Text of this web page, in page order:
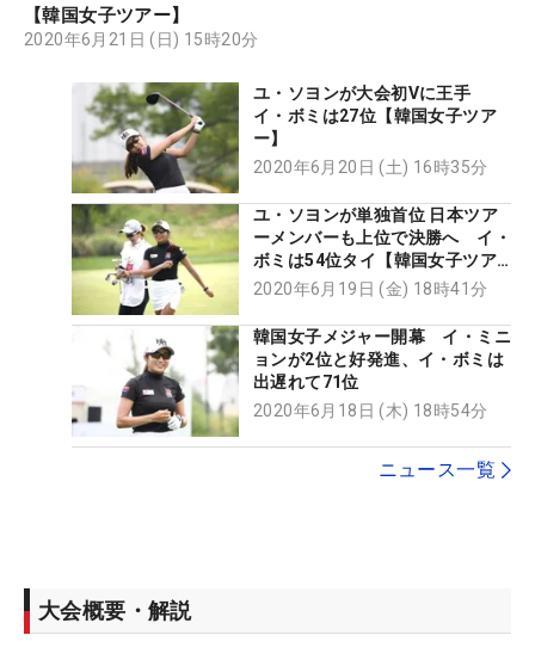
【韓国女子ツアー】
2020年6月21日 (日) 15時20分
ユ・ソヨンが大会初Vに王手
イ・ボミは27位【韓国女子ツア
ー】
2020年6月20日 (土) 16時35分
ユ・ソヨンが単独首位 日本ツア
ーメンバーも上位で決勝へ イ・
ボミは54位タイ【韓国女子ツア
ー】
2020年6月19日 (金) 18時41分
韓国女子メジャー開幕 イ・ミニ
ョンが2位と好発進、イ・ボミは
出遅れて71位
2020年6月18日 (木) 18時54分
ニュース一覧
大会概要・解説